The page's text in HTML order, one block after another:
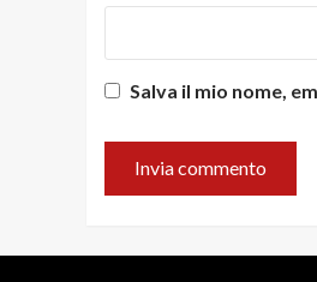
Salva il mio nome,